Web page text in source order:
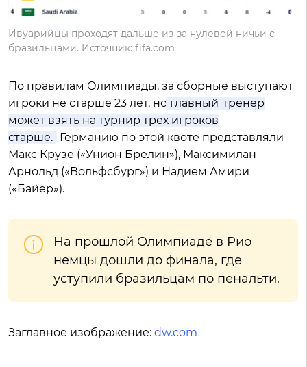
Ивуарийцы проходят дальше из-за нулевой ничьи с
бразильцами. Источник: fifa.com
По правилам Олимпиады, за сборные выступают
игроки не старше 23 лет, но главный тренер
может взять на турнир трех игроков
старше.
Германию по этой квоте представляли
Макс Крузе («Унион Брелин»), Максимилан
Арнольд («Вольфсбург») и Надием Амири
(«Байер»).
На прошлой Олимпиаде в Рио
немцы дошли до финала, где
уступили бразильцам по пенальти.
Заглавное изображение: dw.com